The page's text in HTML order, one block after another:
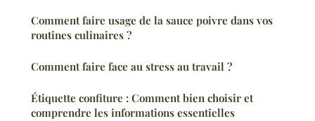
Comment faire usage de la sauce poivre dans vos
routines culinaires ?
Comment faire face au stress au travail ?
Étiquette confiture : Comment bien choisir et
comprendre les informations essentielles